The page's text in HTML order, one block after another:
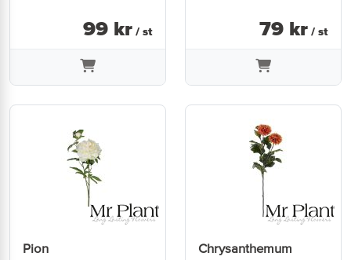
99 kr / st 79 kr / st
Pion Chrysanthemum